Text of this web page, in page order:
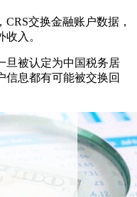
交换金融账户数据，
入。
旦被认定为中国税务居
信息都有可能被交换回